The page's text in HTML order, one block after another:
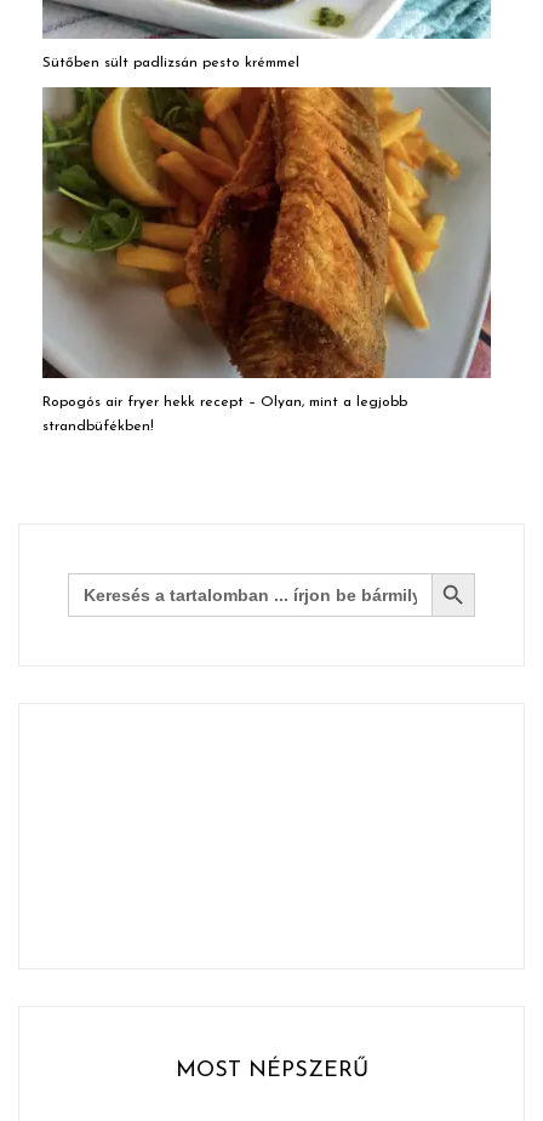
Sütőben sült padlizsán pesto krémmel
Ropogós air fryer hekk recept – Olyan, mint a legjobb
strandbüfékben!
Search
for:
Search Button
MOST NÉPSZERŰ